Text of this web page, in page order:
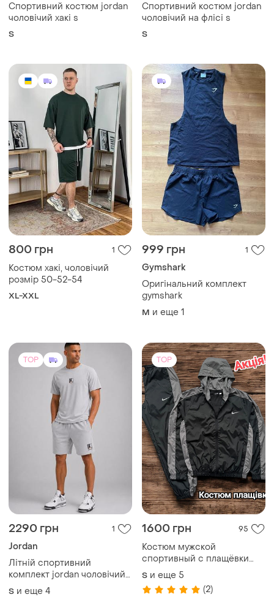
Спортивний костюм jordan
чоловічий хакі s
S
Спортивний костюм jordan
чоловічий на флісі s
S
800 грн 1
Костюм хакі, чоловічий
розмір 50-52-54
XL-XXL
999 грн 1
Gymshark
Оригінальний комплект
gymshark
M и еще 1
TOP
2290 грн 1
Jordan
Літній спортивний
комплект jordan чоловічий
футболка + шорти 100%
бавовна,світл-сір
S и еще 4
TOP
1600 грн 95
Костюм мужской
спортивный с плащёвки
черный размеры s-xxl
непродуваемая плащевка
S и еще 5
(2)